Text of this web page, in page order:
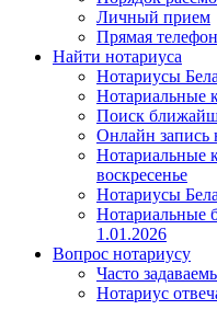
Личный прием
Прямая
Найти нотариуса
Нотариусы
Нотариальные
Поиск
Онлайн запись
Нотариальные
воскресенье
Нотариусы
Нотариальные
1.01.2026
Вопрос нотариусу
Часто
Нотариус